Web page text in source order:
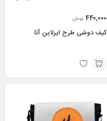
440,000 تومان
کیف دوشی طرح ایرلاین آتا